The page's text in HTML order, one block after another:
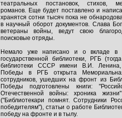
театральных постановок, стихов,
романов. Еще будет поставлено и
хранятся сотни тысяч пока не
в научный оборот документов. Слава
ветераны войны, ведут свою
поисковые отряды.
Немало уже написано и о вкладе в
государственной библиотеки, РГБ
библиотеки СССР имени В.И.
Победы в РГБ открыта
сотрудников, ушедших на фронт из
Победы подготовлены книги:
Отечественной войны: хроника
("Библиотекари помнят. Сотрудники
победителям"), статьи о работе
победу на фронте и в тылу.